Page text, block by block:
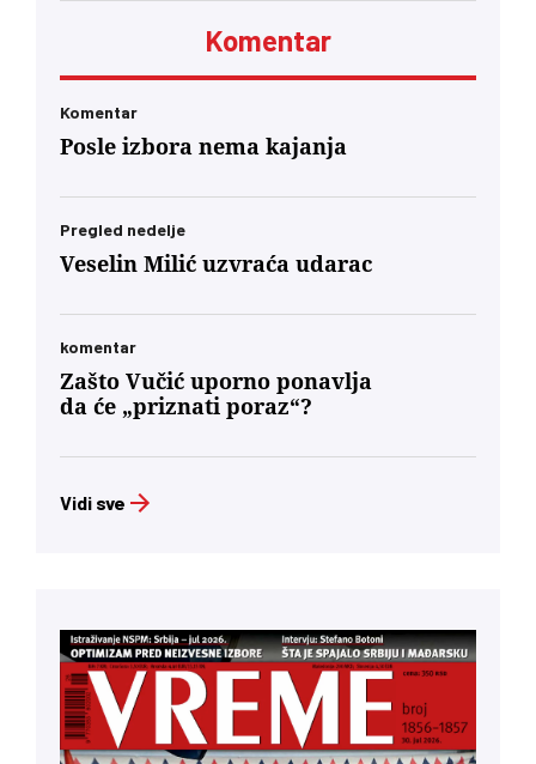
Komentar
Komentar
Posle izbora nema kajanja
Pregled nedelje
Veselin Milić uzvraća udarac
komentar
Zašto Vučić uporno ponavlja
da će „priznati poraz“?
Vidi sve